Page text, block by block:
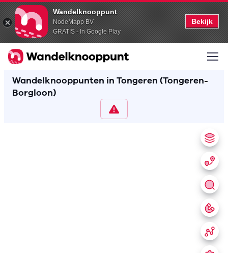
Wandelknooppunt
NodeMapp BV
GRATIS - In Google Play
Bekijk
Wandelknooppunten in Tongeren (Tongeren-
Borgloon)